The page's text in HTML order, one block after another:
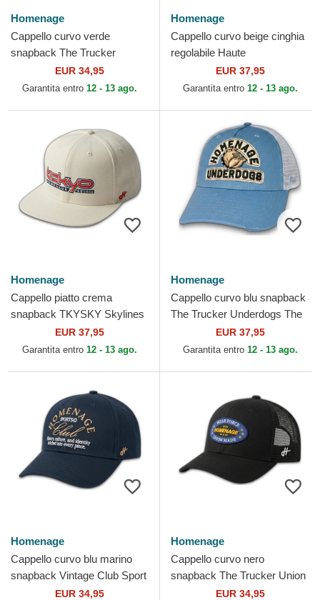
Homenage
Cappello curvo verde
snapback The Trucker
Underdogs The di Homenage
EUR 34,95
Garantita entro 12 - 13 ago.
Homenage
Cappello curvo beige cinghia
regolabile Haute
Merchandising The 90s di
Homenage
EUR 37,95
Garantita entro 12 - 13 ago.
Homenage
Cappello piatto crema
snapback TKYSKY Skylines
The Snap di Homenage
EUR 37,95
Garantita entro 12 - 13 ago.
Homenage
Cappello curvo blu snapback
The Trucker Underdogs The
di HomenageEUR 37,95
Garantita entro 12 - 13 ago.
Homenage
Cappello curvo blu marino
snapback Vintage Club Sport
The Ball di Homenage
EUR 34,95
Homenage
Cappello curvo nero
snapback The Trucker Union
Workwear The di Homenage
EUR 34,95